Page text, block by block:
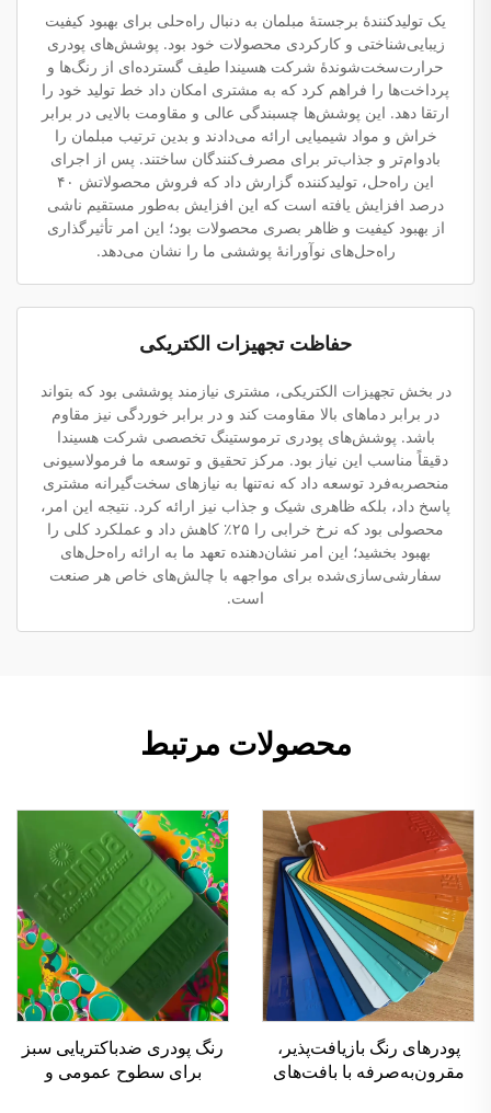
یک تولیدکنندهٔ برجستهٔ مبلمان به دنبال راه‌حلی برای بهبود کیفیت
زیبایی‌شناختی و کارکردی محصولات خود بود. پوشش‌های پودری
حرارت‌سخت‌شوندهٔ شرکت هسیندا طیف گسترده‌ای از رنگ‌ها و
پرداخت‌ها را فراهم کرد که به مشتری امکان داد خط تولید خود را
ارتقا دهد. این پوشش‌ها چسبندگی عالی و مقاومت بالایی در برابر
خراش و مواد شیمیایی ارائه می‌دادند و بدین ترتیب مبلمان را
بادوام‌تر و جذاب‌تر برای مصرف‌کنندگان ساختند. پس از اجرای
این راه‌حل، تولیدکننده گزارش داد که فروش محصولاتش ۴۰
درصد افزایش یافته است که این افزایش به‌طور مستقیم ناشی
از بهبود کیفیت و ظاهر بصری محصولات بود؛ این امر تأثیرگذاری
راه‌حل‌های نوآورانهٔ پوششی ما را نشان می‌دهد.
حفاظت تجهیزات الکتریکی
در بخش تجهیزات الکتریکی، مشتری نیازمند پوششی بود که بتواند
در برابر دماهای بالا مقاومت کند و در برابر خوردگی نیز مقاوم
باشد. پوشش‌های پودری ترموستینگ تخصصی شرکت هسیندا
دقیقاً مناسب این نیاز بود. مرکز تحقیق و توسعه ما فرمولاسیونی
منحصربه‌فرد توسعه داد که نه‌تنها به نیازهای سخت‌گیرانه مشتری
پاسخ داد، بلکه ظاهری شیک و جذاب نیز ارائه کرد. نتیجه این امر،
محصولی بود که نرخ خرابی را ۲۵٪ کاهش داد و عملکرد کلی را
بهبود بخشید؛ این امر نشان‌دهنده تعهد ما به ارائه راه‌حل‌های
سفارشی‌سازی‌شده برای مواجهه با چالش‌های خاص هر صنعت
است.
محصولات مرتبط
پودرهای رنگ بازیافت‌پذیر،
مقرون‌به‌صرفه با بافت‌های
رنگ پودری ضدباکتریایی سبز
برای سطوح عمومی و